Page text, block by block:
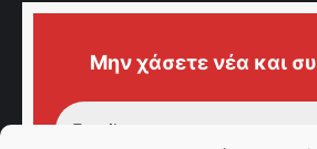
Μην χάσετε νέα και